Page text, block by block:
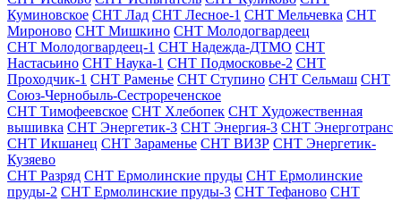
Куминовское СНТ Лад СНТ Лесное-1 СНТ Мельчевка СНТ
Мироново СНТ Мишкино СНТ Молодогвардеец
СНТ Молодогвардеец-1 СНТ Надежда-ДТМО СНТ
Настасьино СНТ Наука-1 СНТ Подмосковье-2 СНТ
Проходчик-1 СНТ Раменье СНТ Ступино СНТ Сельмаш СНТ
Союз-Чернобыль-Сестрореченское
СНТ Тимофеевское СНТ Хлебопек СНТ Художественная
вышивка СНТ Энергетик-3 СНТ Энергия-3 СНТ Энерготранс
СНТ Икшанец СНТ Зараменье СНТ ВИЗР СНТ Энергетик-
Кузяево
СНТ Разряд СНТ Ермолинские пруды СНТ Ермолинские
пруды-2 СНТ Ермолинские пруды-3 СНТ Тефаново СНТ